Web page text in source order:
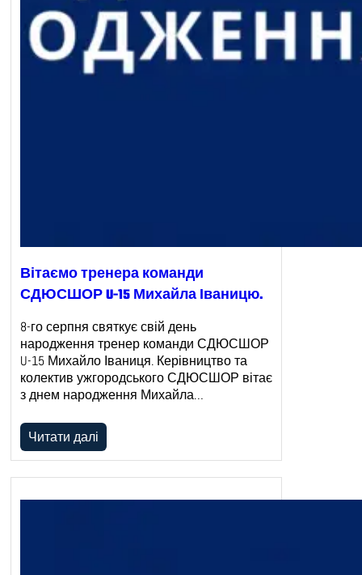
Вітаємо тренера команди
СДЮСШОР U-15 Михайла Іваницю.
8-го серпня святкує свій день
народження тренер команди СДЮСШОР
U-15 Михайло Іваниця. Керівництво та
колектив ужгородського СДЮСШОР вітає
з днем народження Михайла…
Читати далі